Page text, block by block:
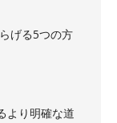
げる5つの方
より明確な道